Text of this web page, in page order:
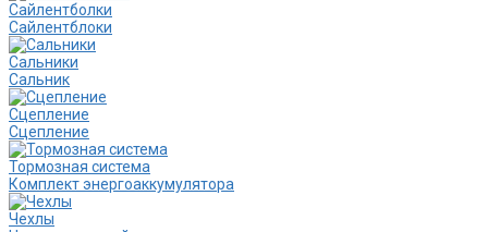
Сайлентболки
Сайлентблоки
Сальники
Сальник
Сцепление
Сцепление
Тормозная система
Комплект энергоаккумулятора
Чехлы